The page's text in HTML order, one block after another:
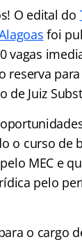
O edital do
foi
vagas
reserva
de Juiz
o curso de
MEC e
pelo
o cargo